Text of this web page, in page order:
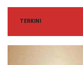
TERKINI